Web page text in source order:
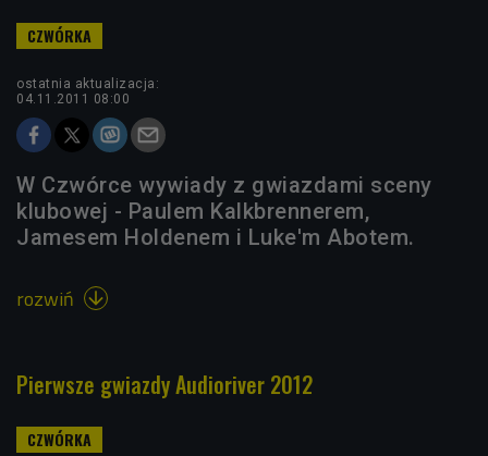
ostatnia aktualizacja:
04.11.2011 08:00
W Czwórce wywiady z gwiazdami sceny
klubowej - Paulem Kalkbrennerem,
Jamesem Holdenem i Luke'm Abotem.
rozwiń 
Pierwsze gwiazdy Audioriver 2012